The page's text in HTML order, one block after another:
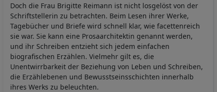
Doch die Frau Brigitte Reimann ist nicht losgelöst von der
Schriftstellerin zu betrachten. Beim Lesen ihrer Werke,
Tagebücher und Briefe wird schnell klar, wie facettenreich
sie war. Sie kann eine Prosa­architektin genannt werden,
und ihr Schreiben entzieht sich jedem einfachen
biografischen Erzählen. Vielmehr gilt es, die
Unentwirrbarkeit der Beziehung von Leben und Schreiben,
die Erzählebenen und Bewusstseinsschichten innerhalb
ihres Werks zu beleuchten.